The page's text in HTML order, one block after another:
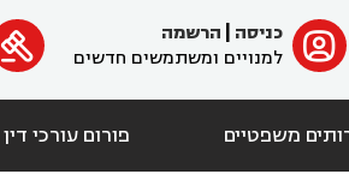
ﱐ כניסה
הרשמה
למנויים ומשתמשים חדשים

משפטיים פורום עורכי דין